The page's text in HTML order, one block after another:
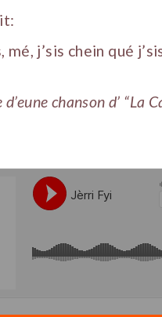
mé, j’sis chein qué
chanson d’ “La